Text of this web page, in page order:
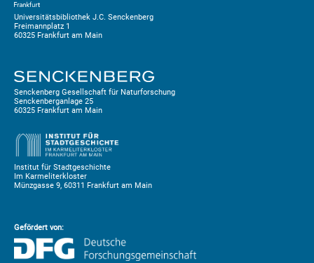
Universitätsbibliothek J.C. Senckenberg
Freimannplatz 1
60325 Frankfurt am Main
Senckenberg Gesellschaft für Naturforschung
Senckenberganlage 25
60325 Frankfurt am Main
Institut für Stadtgeschichte
Im Karmeliterkloster
Münzgasse 9, 60311 Frankfurt am Main
Gefördert von: